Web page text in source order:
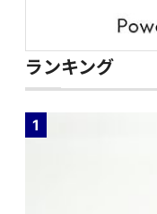
ランキング
1